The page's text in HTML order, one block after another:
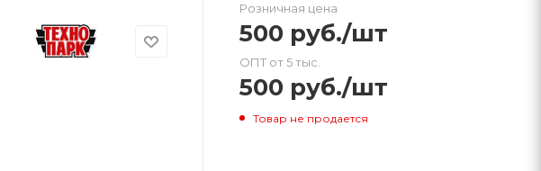
Розничная цена
500 руб./шт
ОПТ от 5 тыс.
500 руб./шт
Товар не продается